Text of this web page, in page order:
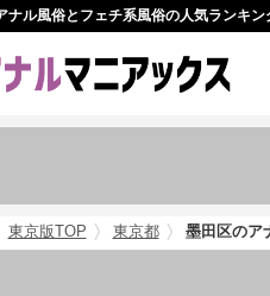
ナル風俗とフェチ系風俗の人気ランキン
東京版TOP 東京都 墨田区のア